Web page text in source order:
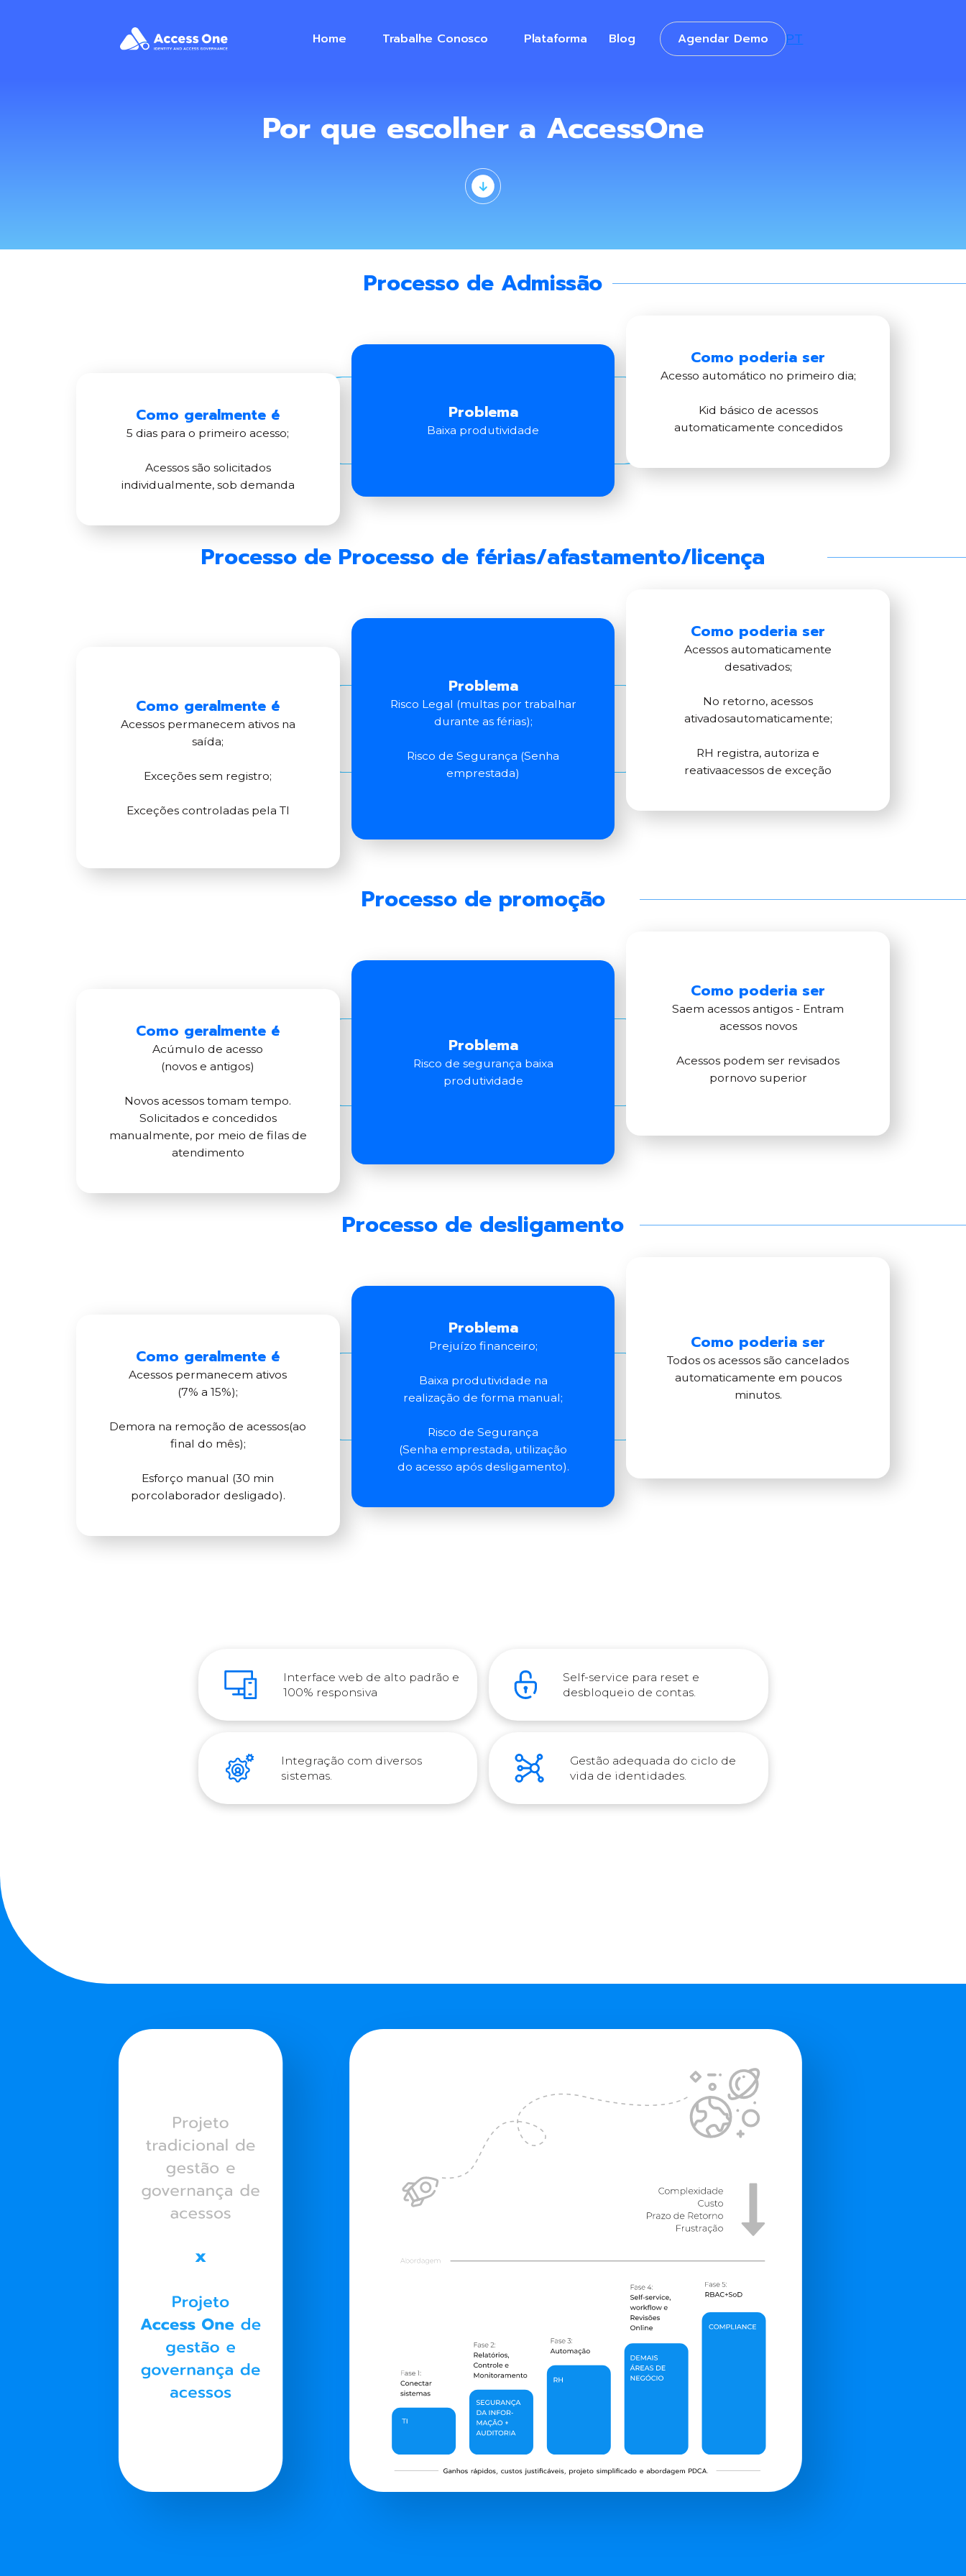
Home Trabalhe Conosco Plataforma Blog Agendar Demo PT
Por que escolher a AccessOne
Processo de Admissão
Como geralmente é
5 dias para o primeiro acesso;
Acessos são solicitados
individualmente, sob demanda
Problema
Baixa produtividade
Como poderia ser
Acesso automático no primeiro dia;
Kid básico de acessos
automaticamente concedidos
Processo de Processo de férias/afastamento/licença
Como geralmente é
Acessos permanecem ativos na
saída;
Exceções sem registro;
Exceções controladas pela TI
Problema
Risco Legal (multas por trabalhar
durante as férias);
Risco de Segurança (Senha
emprestada)
Como poderia ser
Acessos automaticamente
desativados;
No retorno, acessos
ativadosautomaticamente;
RH registra, autoriza e
reativaacessos de exceção
Processo de promoção
Como geralmente é
Acúmulo de acesso
(novos e antigos)
Novos acessos tomam tempo.
Solicitados e concedidos
manualmente, por meio de filas de
atendimento
Problema
Risco de segurança baixa
produtividade
Como poderia ser
Saem acessos antigos - Entram
acessos novos
Acessos podem ser revisados
pornovo superior
Processo de desligamento
Como geralmente é
Acessos permanecem ativos
(7% a 15%);
Demora na remoção de acessos(ao
final do mês);
Esforço manual (30 min
porcolaborador desligado).
Problema
Prejuízo financeiro;
Baixa produtividade na
realização de forma manual;
Risco de Segurança
(Senha emprestada, utilização
do acesso após desligamento).
Como poderia ser
Todos os acessos são cancelados
automaticamente em poucos
minutos.
Interface web de alto padrão e
100% responsiva
Self-service para reset e
desbloqueio de contas.
Integração com diversos
sistemas.
Gestão adequada do ciclo de
vida de identidades.